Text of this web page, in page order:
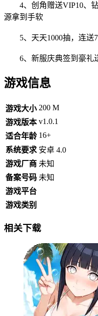
4、创角赠送VIP10、钻
源拿到手软
5、天天1000抽，连送
6、新服庆典签到豪礼
游戏信息
游戏大小 200 M
游戏版本 v1.0.1
适合年龄 16+
系统要求 安卓 4.0
游戏厂商 未知
备案号码 未知
游戏平台
游戏类别
相关下载